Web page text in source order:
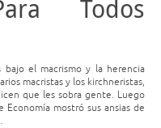
Todos
el macrismo y la herencia
macristas y los kirchneristas,
que les sobra gente. Luego
mostró sus ansias de